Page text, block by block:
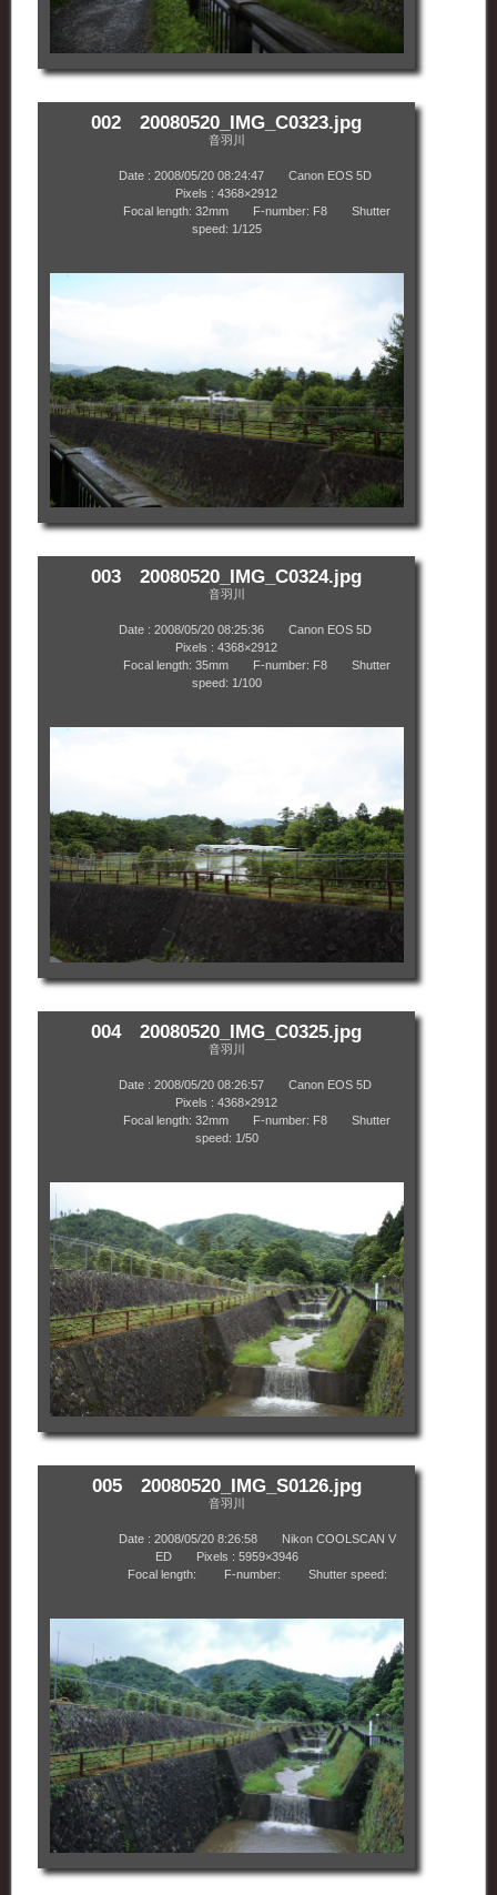
002 20080520_IMG_C0323.jpg
音羽川
Date : 2008/05/20 08:24:47 Canon EOS 5D
Pixels : 4368×2912
Focal length: 32mm F-number: F8 Shutter
speed: 1/125
003 20080520_IMG_C0324.jpg
音羽川
Date : 2008/05/20 08:25:36 Canon EOS 5D
Pixels : 4368×2912
Focal length: 35mm F-number: F8 Shutter
speed: 1/100
004 20080520_IMG_C0325.jpg
音羽川
Date : 2008/05/20 08:26:57 Canon EOS 5D
Pixels : 4368×2912
Focal length: 32mm F-number: F8 Shutter
speed: 1/50
005 20080520_IMG_S0126.jpg
音羽川
Date : 2008/05/20 8:26:58 Nikon COOLSCAN V
ED Pixels : 5959×3946
Focal length: F-number: Shutter speed: